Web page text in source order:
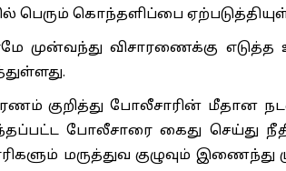
பெரும் கொந்தளிப்பை
முன்வந்து விசாரணைக்கு எடுத்த
குறித்து போலீசாரின் மீதான
போலீசாரை கைது செய்து
மருத்துவ குழுவும்